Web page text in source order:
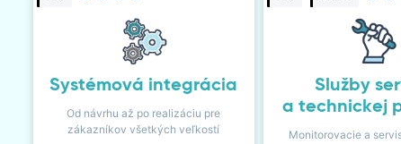
Systémová integrácia
Od návrhu až po realizáciu pre
zákazníkov všetkých veľkostí
Služby
a technickej
Monitorovacie a